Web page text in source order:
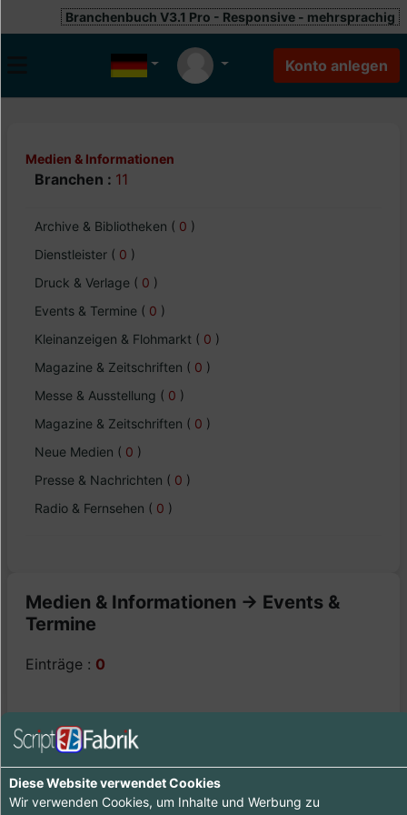
Branchenbuch V3.1 Pro - Responsive - mehrsprachig
Medien & Informationen
Branchen : 11
Archive & Bibliotheken ( 0 )
Dienstleister ( 0 )
Druck & Verlage ( 0 )
Events & Termine ( 0 )
Kleinanzeigen & Flohmarkt ( 0 )
Magazine & Zeitschriften ( 0 )
Messe & Ausstellung ( 0 )
Magazine & Zeitschriften ( 0 )
Neue Medien ( 0 )
Presse & Nachrichten ( 0 )
Radio & Fernsehen ( 0 )
Medien & Informationen -> Events &
Termine
Einträge : 0
Ooops - wenig zu sehen hier, komme doch später
Diese Website verwendet Cookies
Wir verwenden Cookies, um Inhalte und Werbung zu